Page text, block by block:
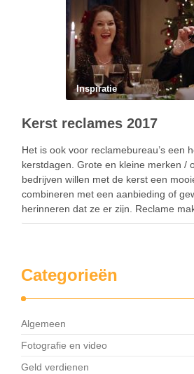
Inspiratie
Kerst reclames 2017
Het is ook voor reclamebureau’s een
kerstdagen. Grote en kleine merken /
bedrijven willen met de kerst een
combineren met een aanbieding of
herinneren dat ze er zijn. Reclame
creativiteit ten volle benutten in de
Categorieën
Algemeen
Fotografie en video
Geld verdienen